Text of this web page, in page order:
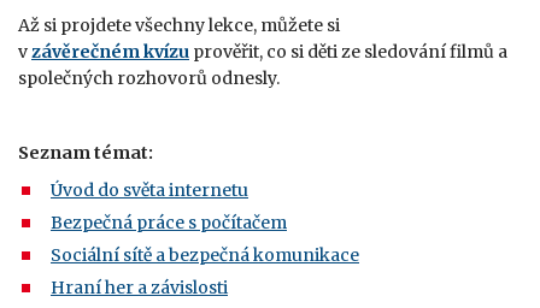
Až si projdete všechny lekce, můžete si
vzávěrečném kvízu prověřit, co si děti ze sledování filmů a
společných rozhovorů odnesly.
Seznam témat:
Úvod do světa internetu
Bezpečná práce s počítačem
Sociální sítě a bezpečná komunikace
Hraní her a závislosti